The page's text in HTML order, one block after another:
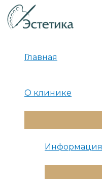
Перейти
к
содержимому
Главная
О клинике
Информация